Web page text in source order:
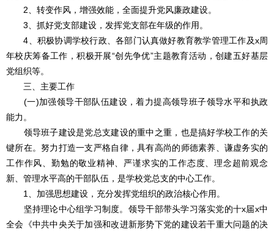
2、转变作风，增强效能，全面提升党风廉政建设。
3、抓好党支部建设，发挥党支部在年级的作用。
4、积极协调学校行政、各部门认真做好教育教学管理工作及x周
年校庆筹备工作，积极开展“创先争优”主题教育活动，创建五好基层
党组织等。
三、主要工作
(一)加强领导干部队伍建设，着力提高领导班子领导水平和执政
能力。
领导班子建设是党总支建设的重中之重，也是搞好学校工作的关
键所在。努力打造一支严格自律，具有高尚的师德素养、谦虚务实的
工作作风、勤勉的敬业精神、严谨求实的工作态度、理念超前观念
新、管理水平高的干部队伍，是学校党总支的中心工作。
1、加强思想建设，充分发挥党组织的政治核心作用。
坚持理论中心组学习制度。领导干部带头学习落实党的十x届x中
全会《中共中央关于加强和改进新形势下党的建设若干重大问题的决